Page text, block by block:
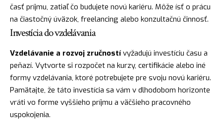
časť príjmu, zatiaľ čo budujete novú kariéru. Môže ísť o prácu
na čiastočný úväzok, freelancing alebo konzultačnú činnosť.
Investícia do vzdelávania
Vzdelávanie a rozvoj zručnostívyžadujú investíciu času a
peňazí. Vytvorte si rozpočet na kurzy, certifikácie alebo iné
formy vzdelávania, ktoré potrebujete pre svoju novú kariéru.
Pamätajte, že táto investícia sa vám v dlhodobom horizonte
vráti vo forme vyššieho príjmu a väčšieho pracovného
uspokojenia.